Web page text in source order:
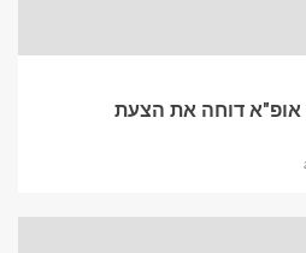
אופ"א דוחה את הצעת